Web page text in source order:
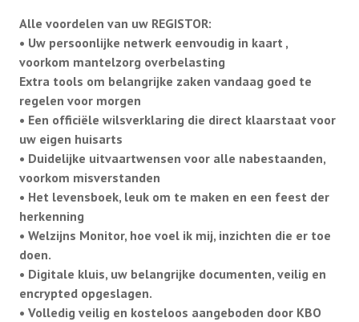
LeaWeb
Overige info
Seniorencoalitie
Vrijwilligersverzekering
Jaarverslag
ANBI
voorlichtingsbijeenkomsten
Alle voordelen van uw REGISTOR:
• Uw persoonlijke netwerk eenvoudig in kaart ,
voorkom mantelzorg overbelasting
Extra tools om belangrijke zaken vandaag goed te
regelen voor morgen
• Een officiële wilsverklaring die direct klaarstaat voor
uw eigen huisarts
• Duidelijke uitvaartwensen voor alle nabestaanden,
voorkom misverstanden
• Het levensboek, leuk om te maken en een feest der
herkenning
• Welzijns Monitor, hoe voel ik mij, inzichten die er toe
doen.
• Digitale kluis, uw belangrijke documenten, veilig en
encrypted opgeslagen.
• Volledig veilig en kosteloos aangeboden door KBO